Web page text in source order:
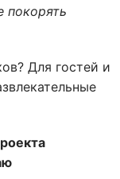
покорять
Для гостей и